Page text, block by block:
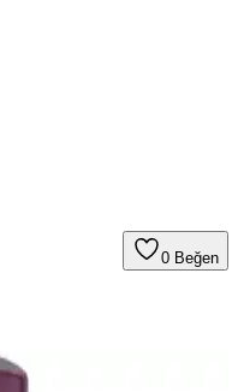
0 Beğen
Çubuk Blender Seti: